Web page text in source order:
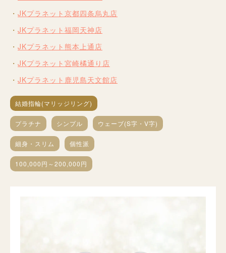
JKプラネット京都四条烏丸店
JKプラネット福岡天神店
JKプラネット熊本上通店
JKプラネット宮崎橘通り店
JKプラネット鹿児島天文館店
結婚指輪(マリッジリング)
プラチナ シンプル ウェーブ(S字・V字)
細身・スリム 個性派
100,000円～200,000円